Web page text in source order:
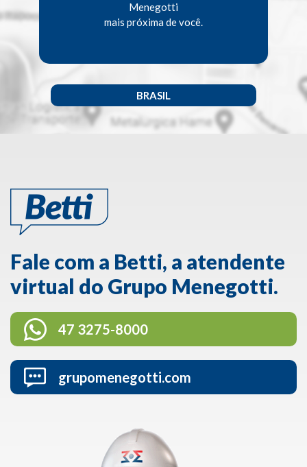
Menegotti
mais próxima de você.
BRASIL
Fale com a Betti, a atendente
virtual do Grupo Menegotti.
47 3275-8000
grupomenegotti.com